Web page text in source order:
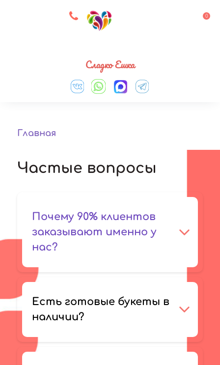
8 927 083 33 05 0
Сладко Ешка
Главная
Частые вопросы
Почему 90% клиентов
заказывают именно у
нас?
Есть готовые букеты в
наличии?